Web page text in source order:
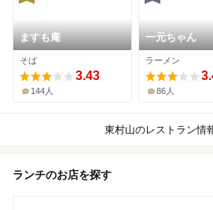
ますも庵
そば
3.43
144人
一元ちゃん
ラーメン
86人
東村山のレストラン情
ランチのお店を探す